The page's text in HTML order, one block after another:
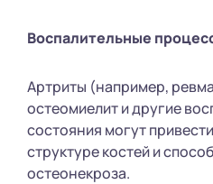
Воспалительные
Артриты (например,
остеомиелит и другие
состояния могут
структуре костей и
остеонекроза.